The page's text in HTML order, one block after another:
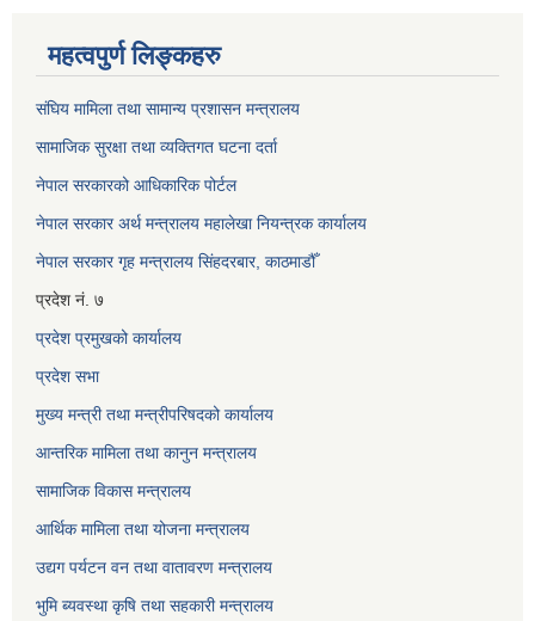
महत्वपुर्ण लिङ्कहरु
संघिय मामिला तथा सामान्य प्रशासन मन्त्रालय
सामाजिक सुरक्षा तथा व्यक्तिगत घटना दर्ता
नेपाल सरकारको आधिकारिक पोर्टल
नेपाल सरकार अर्थ मन्त्रालय महालेखा नियन्त्रक कार्यालय
नेपाल सरकार गृह मन्त्रालय सिंहदरबार, काठमाडौँ
प्रदेश नं. ७
प्रदेश प्रमुखको कार्यालय
प्रदेश सभा
मुख्य मन्त्री तथा मन्त्रीपरिषदको कार्यालय
आन्तरिक मामिला तथा कानुन मन्त्रालय
सामाजिक विकास मन्त्रालय
आर्थिक मामिला तथा योजना मन्त्रालय
उद्यग पर्यटन वन तथा वातावरण मन्त्रालय
भुमि ब्यवस्था कृषि तथा सहकारी मन्त्रालय